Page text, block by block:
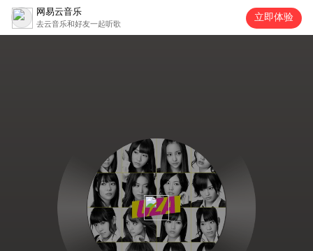
网易云音乐
去云音乐和好友一起听歌
立即体验